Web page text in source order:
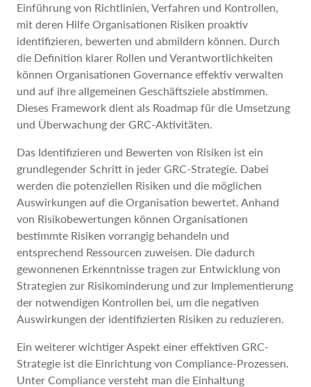
Einführung von Richtlinien, Verfahren und Kontrollen,
mit deren Hilfe Organisationen Risiken proaktiv
identifizieren, bewerten und abmildern können. Durch
die Definition klarer Rollen und Verantwortlichkeiten
können Organisationen Governance effektiv verwalten
und auf ihre allgemeinen Geschäftsziele abstimmen.
Dieses Framework dient als Roadmap für die Umsetzung
und Überwachung der GRC-Aktivitäten.
Das Identifizieren und Bewerten von Risiken ist ein
grundlegender Schritt in jeder GRC-Strategie. Dabei
werden die potenziellen Risiken und die möglichen
Auswirkungen auf die Organisation bewertet. Anhand
von Risikobewertungen können Organisationen
bestimmte Risiken vorrangig behandeln und
entsprechend Ressourcen zuweisen. Die dadurch
gewonnenen Erkenntnisse tragen zur Entwicklung von
Strategien zur Risikominderung und zur Implementierung
der notwendigen Kontrollen bei, um die negativen
Auswirkungen der identifizierten Risiken zu reduzieren.
Ein weiterer wichtiger Aspekt einer effektiven GRC-
Strategie ist die Einrichtung von Compliance-Prozessen.
Unter Compliance versteht man die Einhaltung